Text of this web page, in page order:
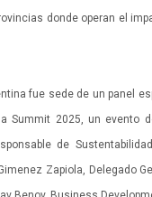
donde operan el
fue sede de un panel
Summit 2025, un evento
de
Zapiola, Delegado